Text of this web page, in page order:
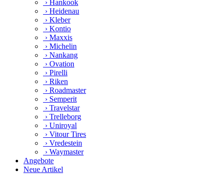
› Hankook
› Heidenau
› Kleber
› Kontio
› Maxxis
› Michelin
› Nankang
› Ovation
› Pirelli
› Riken
› Roadmaster
› Semperit
› Travelstar
› Trelleborg
› Uniroyal
› Vitour Tires
› Vredestein
› Waymaster
Angebote
Neue Artikel